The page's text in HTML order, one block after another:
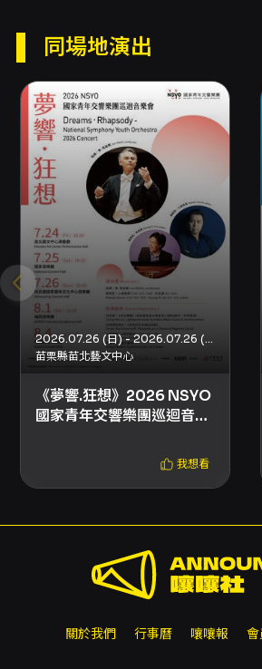
迴響。在2012年間，法國文化
壇的貢獻。馬寇爾目前擔任國
監，近期受邀擔任美國印第安
音樂總監、荷蘭海牙管絃樂團
國奧勒岡交響樂團首席客座指
家不遺餘力的馬寇爾，曾擔任
音樂節與美國亞斯本音樂節首席
擔任日本國立音樂大學客席教
立臺灣國家青年交響樂團。
Jun Märkl is a highly
of the core German
become known for his
idiomatic explorations of
Impressionists. He currently
Music Director of the
(the National Symphony
the newly appointed Chief
the Residentie Orkest Den
Conductor of the Oregon
同場地演出
苗栗縣苗北藝文中心
《夢響.狂想》2026 NSYO
國家青年交響樂團巡迴音樂
我想看
關於我們 行事曆 嚷嚷報 會